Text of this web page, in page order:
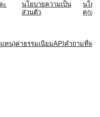
ะ
นโยบายความเป็น
ส่วนตัว
นโยบ
คุกกี้
แทน)ค่าธรรมเนียมAPI คำถามที่พบ